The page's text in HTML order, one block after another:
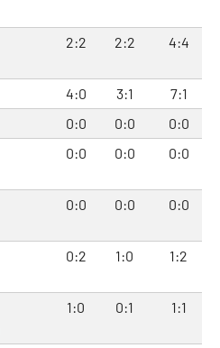
2:2 2:2 4:4
4:0 3:1
7:1
0:0 0:0
0:0
0:0 0:0 0:0
0:0 0:0 0:0
0:2 1:0 1:2
1:0 0:1 1:1